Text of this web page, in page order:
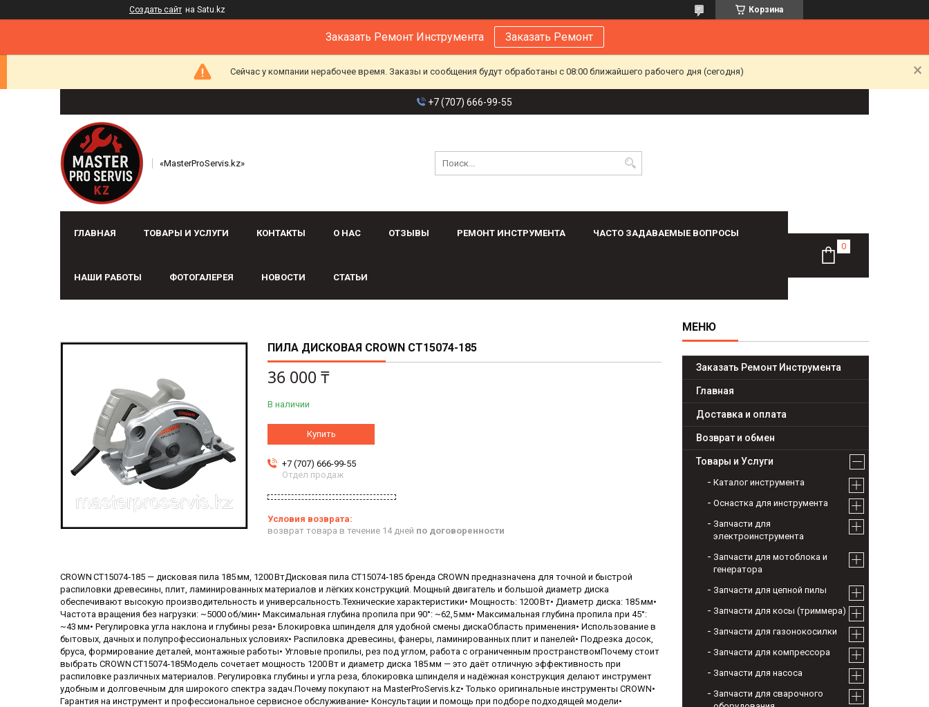
Создать сайт на Satu.kz Корзина
Заказать Ремонт Инструмента Заказать Ремонт
Сейчас у компании нерабочее время. Заказы и сообщения будут обработаны с 08:00 ближайшего рабочего дня (сегодня)
+7 (707) 666-99-55
«MasterProServis.kz»
ГЛАВНАЯ ТОВАРЫ И УСЛУГИ КОНТАКТЫ О НАС ОТЗЫВЫ РЕМОНТ ИНСТРУМЕНТА ЧАСТО ЗАДАВАЕМЫЕ ВОПРОСЫ
НАШИ РАБОТЫ ФОТОГАЛЕРЕЯ НОВОСТИ СТАТЬИ
ПИЛА ДИСКОВАЯ CROWN CT15074-185
36 000 ₸
В наличии
Купить
+7 (707) 666-99-55
Отдел продаж
возврат товара в течение 14 дней по договоренности
CROWN CT15074‑185 — дисковая пила 185 мм, 1200 ВтДисковая пила CT15074‑185 бренда CROWN предназначена для точной и быстрой
распиловки древесины, плит, ламинированных материалов и лёгких конструкций. Мощный двигатель и большой диаметр диска
обеспечивают высокую производительность и универсальность.Технические характеристики• Мощность: 1200 Вт• Диаметр диска: 185 мм•
Частота вращения без нагрузки: ~5000 об/мин• Максимальная глубина пропила при 90°: ~62,5 мм• Максимальная глубина пропила при 45°:
~43 мм• Регулировка угла наклона и глубины реза• Блокировка шпинделя для удобной смены дискаОбласть применения• Использование в
бытовых, дачных и полупрофессиональных условиях• Распиловка древесины, фанеры, ламинированных плит и панелей• Подрезка досок,
бруса, формирование деталей, монтажные работы• Угловые пропилы, рез под углом, работа с ограниченным пространствомПочему стоит
выбрать CROWN CT15074‑185Модель сочетает мощность 1200 Вт и диаметр диска 185 мм — это даёт отличную эффективность при
распиловке различных материалов. Регулировка глубины и угла реза, блокировка шпинделя и надёжная конструкция делают инструмент
удобным и долговечным для широкого спектра задач.Почему покупают на MasterProServis.kz• Только оригинальные инструменты CROWN•
Гарантия на инструмент и профессиональное сервисное обслуживание• Консультации и помощь при подборе подходящей модели•
Заказать Ремонт Инструмента
Главная
Доставка и оплата
Возврат и обмен
Товары и Услуги
Каталог инструмента
Оснастка для инструмента
Запчасти для
электроинструмента
Запчасти для мотоблока и
генератора
Запчасти для цепной пилы
Запчасти для косы (триммера)
Запчасти для газонокосилки
Запчасти для компрессора
Запчасти для насоса
Запчасти для сварочного